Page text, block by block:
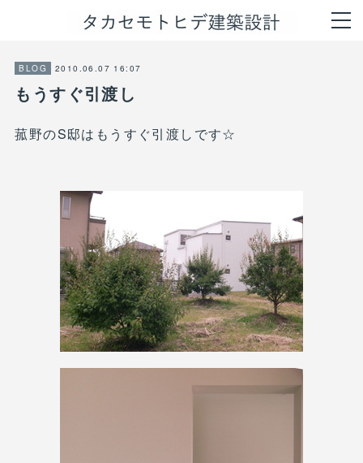
BLOG 2010.06.07 16:07
もうすぐ引渡し
菰野のS邸はもうすぐ引渡しです☆